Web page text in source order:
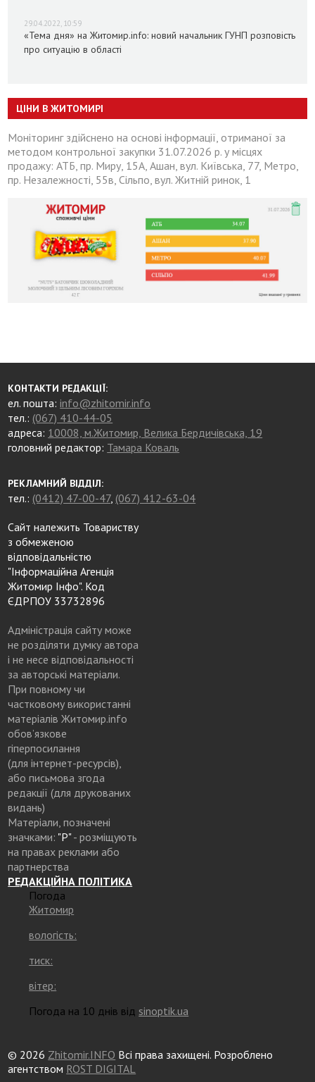
29.04.2022, 10:59
«Тема дня» на Житомир.info: новий начальник ГУНП розповість
про ситуацію в області
ЦІНИ В ЖИТОМИРІ
Моніторинг здійснено на основі інформації, отриманої за
методом контрольної закупки 31.07.2026 р. у місцях
продажу: АТБ, пр. Миру, 15А, Ашан, вул. Київська, 77, Метро,
пр. Незалежності, 55в, Сільпо, вул. Житній ринок, 1
КОНТАКТИ РЕДАКЦІЇ:
ел. пошта:info@zhitomir.info
тел.: (067) 410-44-05
адреса: 10008, м.Житомир, Велика Бердичівська, 19
головний редактор: Тамара Коваль
РЕКЛАМНИЙ ВІДДІЛ:
тел.: (0412) 47-00-47, (067) 412-63-04
Сайт належить Товариству
з обмеженою
відповідальністю
"Інформаційна Агенція
Житомир Інфо". Код
ЄДРПОУ 33732896
Адміністрація сайту може
не розділяти думку автора
і не несе відповідальності
за авторські матеріали.
При повному чи
частковому використанні
матеріалів Житомир.info
обов’язкове
гіперпосилання
(для інтернет-ресурсів),
або письмова згода
редакції (для друкованих
видань)
Матеріали, позначені
значками: "Р"- розміщують
на правах реклами або
партнерства
РЕДАКЦІЙНА ПОЛІТИКА
Погода
Житомир
вологість:
тиск:
вітер:
Погода на 10 днів від sinoptik.ua
© 2026 Zhitomir.INFO Всі права захищені. Розроблено
агентством ROST DIGITAL